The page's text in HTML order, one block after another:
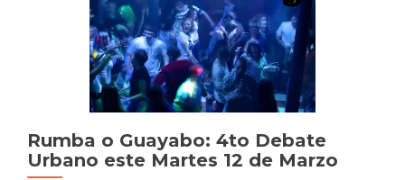
Rumba o Guayabo: 4to Debate
Urbano este Martes 12 de Marzo